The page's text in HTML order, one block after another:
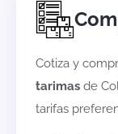
Cotiza y
tarimas de
tarifas